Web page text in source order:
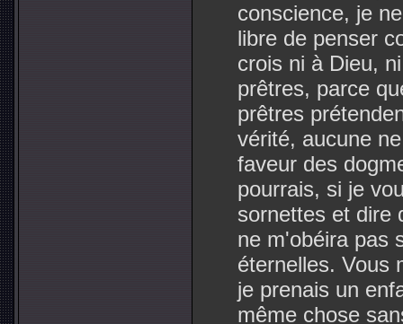
conscience, je
libre de penser
crois ni à Dieu,
prêtres, parce
prêtres
vérité, aucune
faveur des
pourrais, si je
sornettes et dire
ne m'obéira pas
éternelles. Vous
je prenais un
même chose